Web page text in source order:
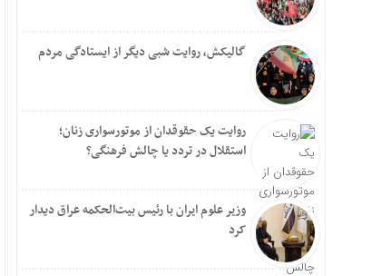
گالیکش، روایت شبی دیگر از ایستادگی مردم
روایت یک حقوقدان از موتورسواری زنان؛
استقلال در تردد یا چالش فرهنگی؟
وزیر علوم ایران با رئیس بیت‌الحکمه عراق دیدار
کرد